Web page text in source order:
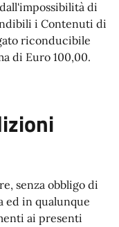
di
i Contenuti di
riconducibile
di Euro 100,00.
senza obbligo di
ed in qualunque
ai presenti